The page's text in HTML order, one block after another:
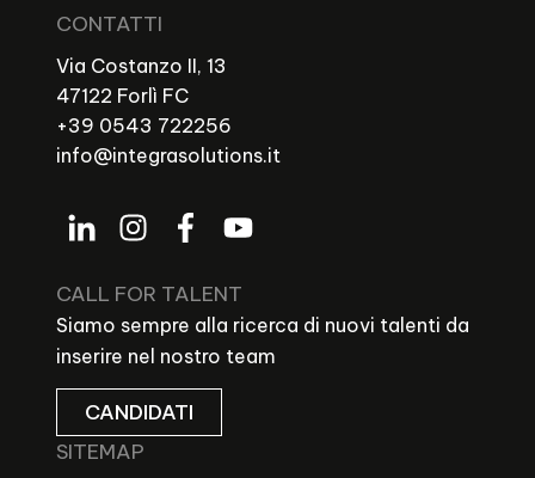
CONTATTI
Via Costanzo II, 13
47122 Forlì FC
+39 0543 722256
info@integrasolutions.it
CALL FOR TALENT
Siamo sempre alla ricerca di nuovi talenti da
inserire nel nostro team
CANDIDATI
SITEMAP